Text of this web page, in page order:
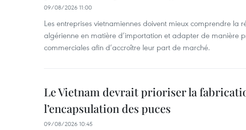
09/08/2026 11:00
Les entreprises vietnamiennes doivent mieux comprendre la
algérienne en matière d’importation et adapter de manière
commerciales afin d’accroître leur part de marché.
Le Vietnam devrait prioriser la
l’encapsulation des puces
09/08/2026 10:45